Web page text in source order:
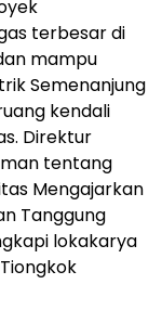
terbesar di
mampu
Semenanjung
kendali
Direktur
tentang
Mengajarkan
Tanggung
lokakarya